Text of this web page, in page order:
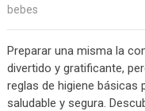
bebes
Preparar una misma la
divertido y gratificante,
reglas de higiene básicas
saludable y segura.